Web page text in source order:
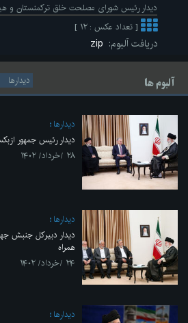
دیدار رئیس شورای مصلحت خلق ترکمنستان و
[ تعداد عکس : ۱۲ ]
دریافت آلبوم:
آلبوم ها
ديدارها
دیدار رئیس جمهور
۲۸ /خرداد/ ۱۴۰۲
ديدارها
دیدار دبیرکل جنبش
همراه
۲۴ /خرداد/ ۱۴۰۲
ديدارها